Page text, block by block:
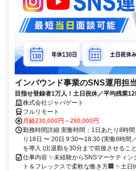
インバウンド事業のSNS運用担
目指せ登録者1万人！土日祝休／平均残業
株式会社ジャパゲート
フルリモート
月給230,000円～280,000円
勤務時間詳細 実働時間：1日あたり8時
り18日 〜 20日 9:30〜18:30 (実働8時間
を導入 (出退勤を30分まで前後させること
仕事内容 ✨未経験からSNSマーケティン
ト＆フレックスで柔軟な働き方🏢 ✨土